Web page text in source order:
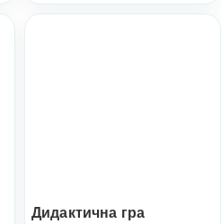
Дидактична гра